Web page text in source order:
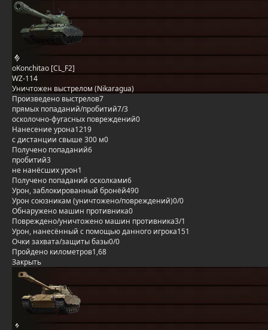
oKonchitao [CL_F2]
WZ-114
Уничтожен выстрелом (Nikaragua)
Произведено выстрелов7
прямых попаданий/пробитий7/3
осколочно-фугасных повреждений0
Нанесение урона1219
с дистанции свыше 300 м0
Получено попаданий6
пробитий3
не нанёсших урон1
Получено попаданий осколками6
Урон, заблокированный бронёй490
Урон союзникам (уничтожено/повреждений)0/0
Обнаружено машин противника0
Повреждено/уничтожено машин противника3/1
Урон, нанесённый с помощью данного игрока151
Очки захвата/защиты базы0/0
Пройдено километров1,68
Закрыть